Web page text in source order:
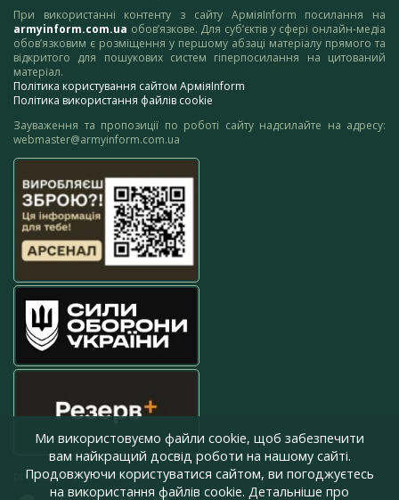
При використанні контенту з сайту АрміяInform посилання на
armyinform.com.ua обов’язкове. Для суб’єктів у сфері онлайн-медіа
обов’язковим є розміщення у першому абзаці матеріалу прямого та
відкритого для пошукових систем гіперпосилання на цитований
матеріал.
Політика користування сайтом АрміяInform
Політика використання файлів cookie
Зауваження та пропозиції по роботі сайту надсилайте на адресу:
webmaster@armyinform.com.ua
press@armyinform.com.ua
Ми використовуємо файли cookie, щоб забезпечити
вам найкращий досвід роботи на нашому сайті.
Продовжуючи користуватися сайтом, ви погоджуєтесь
на використання файлів cookie. Детальніше про